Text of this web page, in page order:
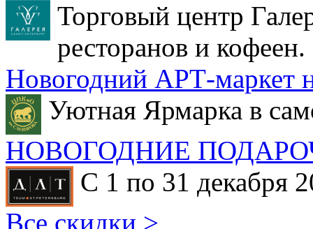
Торговый центр
ресторанов и кофеен.
Новогодний АРТ-маркет
Уютная Ярмарка в
НОВОГОДНИЕ
С 1 по 31 декабря
Все скидки >